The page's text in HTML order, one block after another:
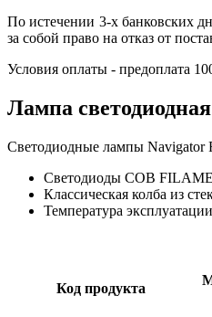
По истечении 3-х банковских
за собой право на отказ от
Условия оплаты - предоплата
Лампа
Светодиодные лампы Navigator
Светодиоды COB
Классическая колба из
Температура
Код продукта